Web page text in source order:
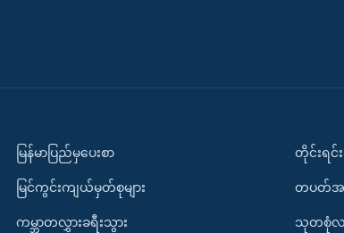
မြန်မာပြည်မှပေးစာ
မြင်ကွင်းကျယ်မှတ်စုများ
ကမ္ဘာတလွှားခရီးသွား
တိုင်းရင်
တပတ်အ
သုတစုံလ